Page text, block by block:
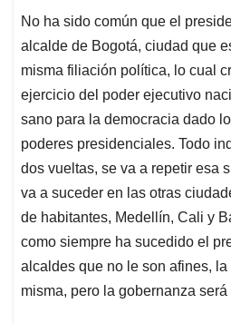
No ha sido común que el
alcalde de Bogotá, ciudad que
misma filiación política, lo cual
ejercicio del poder ejecutivo
sano para la democracia dado
poderes presidenciales. Todo
dos vueltas, se va a repetir esa
va a suceder en las otras
de habitantes, Medellín, Cali y
como siempre ha sucedido el
alcaldes que no le son afines,
misma, pero la gobernanza será